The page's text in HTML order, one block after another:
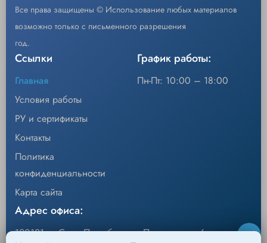
Все права защищены © Использование любых материалов
возможно только с письменного разрешения
год.
Ссылки
Главная
Условия работы
РУ и сертификаты
Контакты
Политика
конфиденциальности
Карта сайта
График работы:
Пн-Пт: 10:00 – 18:00
Адрес офиса:
190121, г. Санкт-Петербург, ул.Перевозная, 6